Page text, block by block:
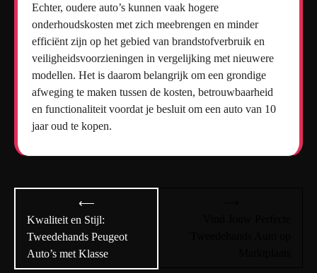
Echter, oudere auto’s kunnen vaak hogere
onderhoudskosten met zich meebrengen en minder
efficiënt zijn op het gebied van brandstofverbruik en
veiligheidsvoorzieningen in vergelijking met nieuwere
modellen. Het is daarom belangrijk om een grondige
afweging te maken tussen de kosten, betrouwbaarheid
en functionaliteit voordat je besluit om een auto van 10
jaar oud te kopen.
navigatie
⟵
Kwaliteit en Stijl:
Tweedehands Peugeot
Auto’s met Klasse